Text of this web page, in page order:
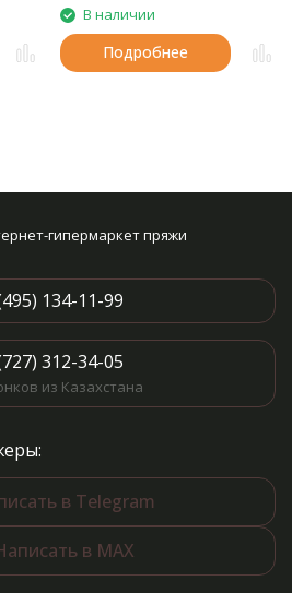
В наличии
Подробнее
гипермаркет пряжи
134-11-99
312-34-05
из Казахстана
в Telegram
в MAX